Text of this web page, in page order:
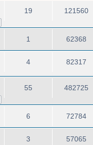
19 121560
1 62368
4 82317
55 482725
6 72784
3 57065